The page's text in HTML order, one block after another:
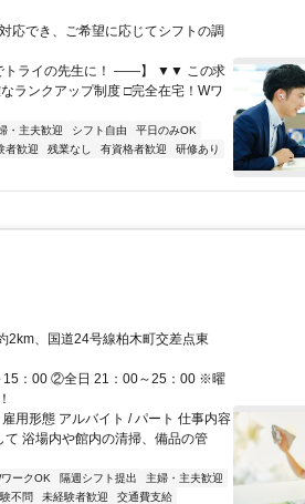
応でき、ご希望に応じてシフトの調
トライの先生に！ ――】 ▼▼ この求
ランクアップ制度 □完全在宅！Wワ
・主夫歓迎 シフト自由
平日のみOK
者歓迎 残業なし 有資格者歓迎
研修あり
2km、国道24号線柏木町交差点東
15：00 ②全日 21：00～25：00 ※曜
用形態 アルバイト / パート 仕事内容
て 浴場内や館内の清掃、備品の管
ークOK 隔週シフト提出
主婦・主夫歓迎
不問 未経験者歓迎
交通費支給